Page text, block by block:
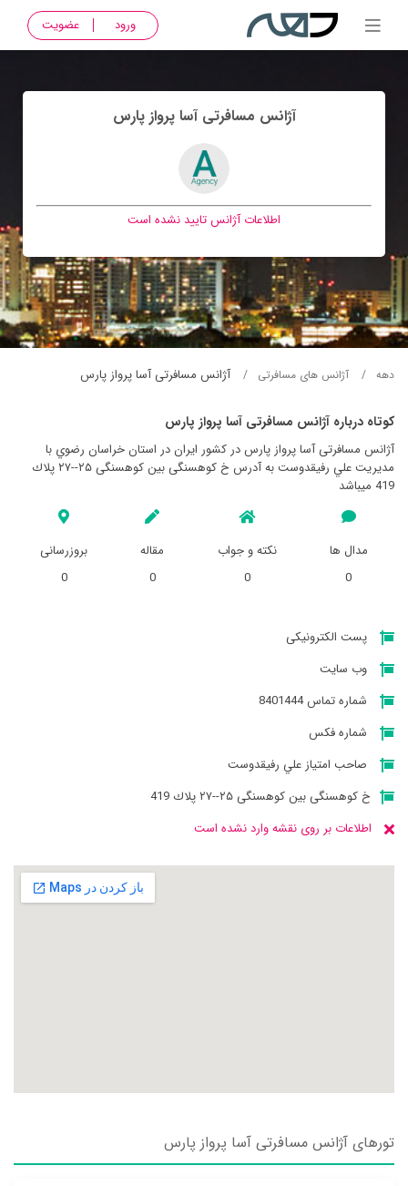
ورود عضویت
آژانس مسافرتی آسا پرواز پارس
اطلاعات آژانس تایید نشده است
دهه آژانس های مسافرتی آژانس مسافرتی آسا پرواز پارس
کوتاه درباره آژانس مسافرتی آسا پرواز پارس
آژانس مسافرتی آسا پرواز پارس در کشور ایران در استان خراسان رضوي با
مدیریت علي رفیقدوست به آدرس خ کوهسنگی بین کوهسنگی ۲۵--۲۷ پلاك
419 میباشد
مدال ها
0
نکته و جواب
0
مقاله
0
بروزرسانی
0
پست الکترونیکی
وب سایت
شماره تماس 8401444
شماره فکس
صاحب امتیاز علي رفیقدوست
خ کوهسنگی بین کوهسنگی ۲۵--۲۷ پلاك 419
اطلاعات بر روی نقشه وارد نشده است
تورهای آژانس مسافرتی آسا پرواز پارس